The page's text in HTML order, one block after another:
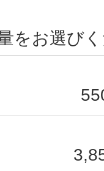
をお選び